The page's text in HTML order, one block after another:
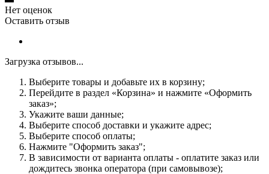
Нет оценок
Оставить отзыв
Загрузка отзывов...
Выберите товары и добавьте их в корзину;
Перейдите в раздел «Корзина» и нажмите «Оформить
заказ»;
Укажите ваши данные;
Выберите способ доставки и укажите адрес;
Выберите способ оплаты;
Нажмите "Оформить заказ";
В зависимости от варианта оплаты - оплатите заказ или
дождитесь звонка оператора (при самовывозе);